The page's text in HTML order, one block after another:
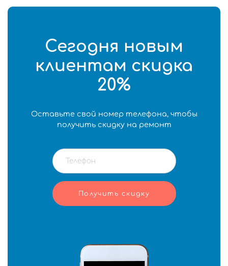
Сегодня новым
клиентам скидка
20%
Оставьте свой номер телефона, чтобы
получить скидку на ремонт